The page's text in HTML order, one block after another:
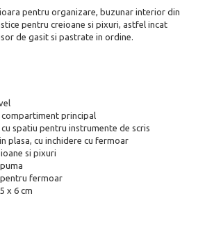
pentru organizare, buzunar interior din
pentru creioane si pixuri, astfel incat
de gasit si pastrate in ordine.
principal
spatiu pentru instrumente de scris
plasa, cu inchidere cu fermoar
si pixuri
fermoar
x 6 cm